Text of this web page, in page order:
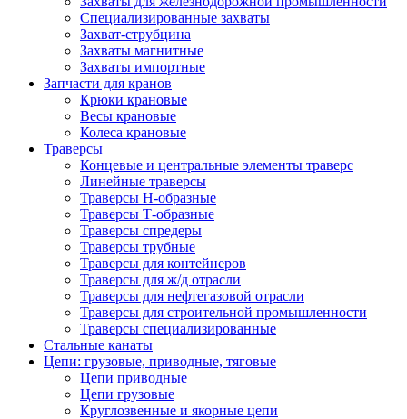
Специализированные захваты
Захват-струбцина
Захваты магнитные
Захваты импортные
Запчасти для кранов
Крюки крановые
Весы крановые
Колеса крановые
Траверсы
Концевые и центральные элементы траверс
Линейные траверсы
Траверсы Н-образные
Траверсы Т-образные
Траверсы спредеры
Траверсы трубные
Траверсы для контейнеров
Траверсы для ж/д отрасли
Траверсы для нефтегазовой отрасли
Траверсы для строительной промышленности
Траверсы специализированные
Стальные канаты
Цепи: грузовые, приводные, тяговые
Цепи приводные
Цепи грузовые
Круглозвенные и якорные цепи